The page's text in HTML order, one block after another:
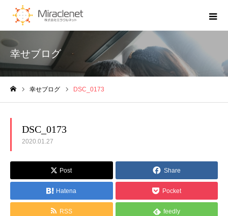
幸せブログ
幸せブログ DSC_0173
DSC_0173
2020.01.27
Post Share
Hatena Pocket
RSS feedly